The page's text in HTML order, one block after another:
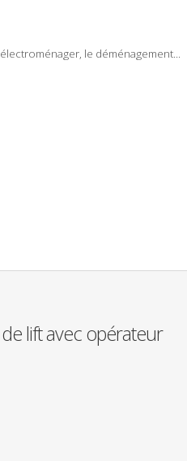
électroménager, le déménagement...
deliftavecopérateur